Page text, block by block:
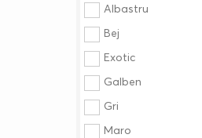
Albastru
Bej
Exotic
Galben
Gri
Maro